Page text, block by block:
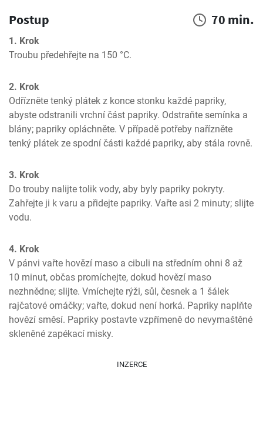
Postup 70 min.
1. Krok
Troubu předehřejte na 150 °C.
2. Krok
Odřízněte tenký plátek z konce stonku každé papriky,
abyste odstranili vrchní část papriky. Odstraňte semínka a
blány; papriky opláchněte. V případě potřeby nařízněte
tenký plátek ze spodní části každé papriky, aby stála rovně.
3. Krok
Do trouby nalijte tolik vody, aby byly papriky pokryty.
Zahřejte ji k varu a přidejte papriky. Vařte asi 2 minuty; slijte
vodu.
4. Krok
V pánvi vařte hovězí maso a cibuli na středním ohni 8 až
10 minut, občas promíchejte, dokud hovězí maso
nezhnědne; slijte. Vmíchejte rýži, sůl, česnek a 1 šálek
rajčatové omáčky; vařte, dokud není horká. Papriky naplňte
hovězí směsí. Papriky postavte vzpřímeně do nevymaštěné
skleněné zapékací misky.
INZERCE